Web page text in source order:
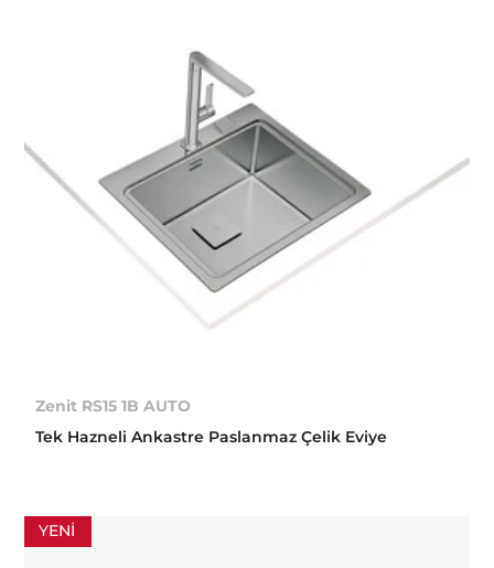
Zenit RS15 1B AUTO
Tek Hazneli Ankastre Paslanmaz Çelik Eviye
YENI